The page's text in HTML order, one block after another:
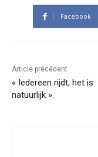
Facebook
Article précédent
« Iedereen rijdt, het is
natuurlijk ».